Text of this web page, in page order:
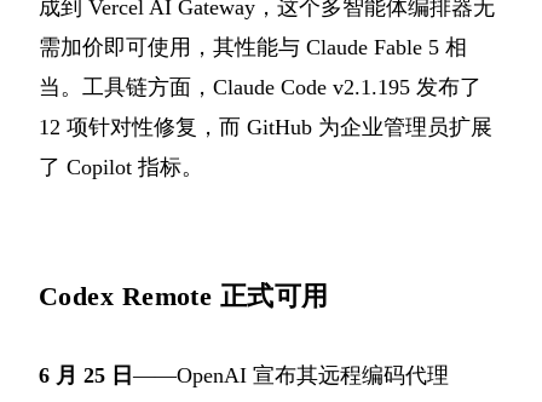
成到 Vercel AI Gateway，这个多智能体编排器无
需加价即可使用，其性能与 Claude Fable 5 相
当。工具链方面，Claude Code v2.1.195 发布了
12 项针对性修复，而 GitHub 为企业管理员扩展
了 Copilot 指标。
Codex Remote 正式可用
6 月 25 日——OpenAI 宣布其远程编码代理